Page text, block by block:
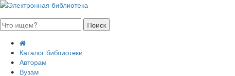
Каталог библиотеки
Авторам
Вузам